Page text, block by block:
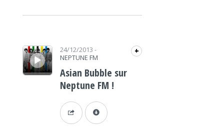
Lecteur audio 24/12/2013 -
NEPTUNE FM
+
Asian Bubble sur
Neptune FM !